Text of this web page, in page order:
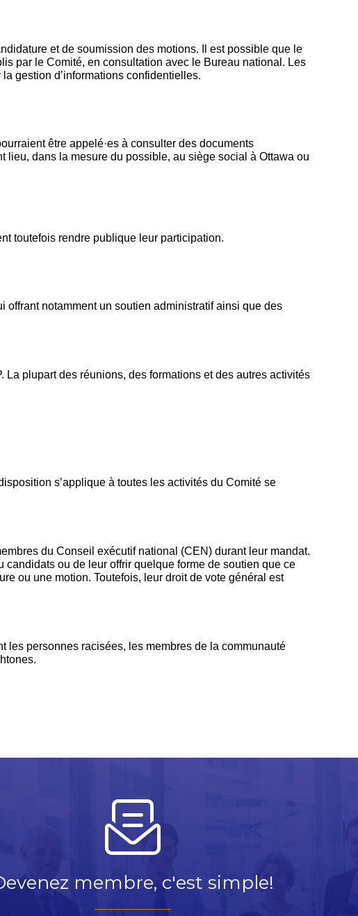
et de soumission des motions. Il est possible que le
par le Comité, en consultation avec le Bureau national. Les
gestion d’informations confidentielles.
être appelé·es à consulter des documents
dans la mesure du possible, au siège social à Ottawa ou
toutefois rendre publique leur participation.
notamment un soutien administratif ainsi que des
La plupart des réunions, des formations et des autres activités
s’applique à toutes les activités du Comité se
du Conseil exécutif national (CEN) durant leur mandat.
ou de leur offrir quelque forme de soutien que ce
ou une motion. Toutefois, leur droit de vote général est
les personnes racisées, les membres de la communauté
membre, c'est simple!